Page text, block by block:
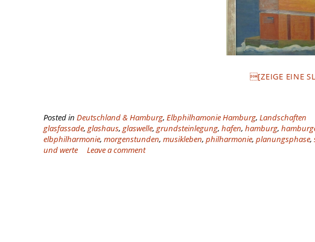
[ZEIGE EINE
Posted in Deutschland & Hamburg, Elbphilhamonie Hamburg, Landschaften
glasfassade, glashaus, glaswelle, grundsteinlegung, hafen, hamburg,
elbphilharmonie, morgenstunden, musikleben, philharmonie, planungsphase,
und werte
Leave a comment